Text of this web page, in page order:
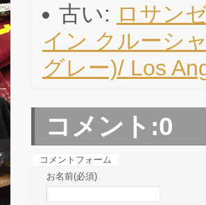
古い: ロサン
イン クルーシ
グレー)/ Los
コメント:0
コメントフォーム
お名前(必須)